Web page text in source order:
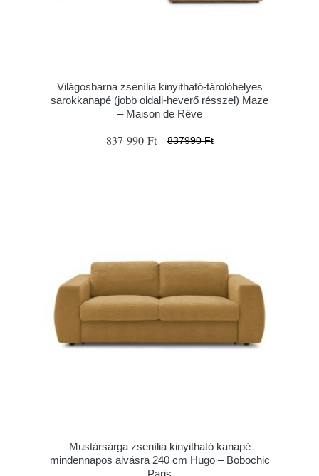
Világosbarna zsenília kinyitható-tárolóhelyes
sarokkanapé (jobb oldali-heverő résszel) Maze
– Maison de Rêve
837 990 Ft 837990 Ft
Mustársárga zsenília kinyitható kanapé
mindennapos alvásra 240 cm Hugo – Bobochic
Paris